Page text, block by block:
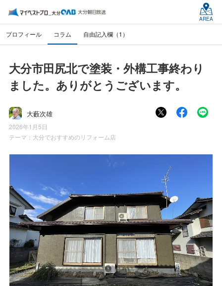
AREA
プロフィール コラム 自由記入欄（1）
大分市田尻北で塗装・外構工事終わり
ました。ありがとうございます。
大藪次雄
2026年1月5日
テーマ： 大分でおすすめのリフォーム店